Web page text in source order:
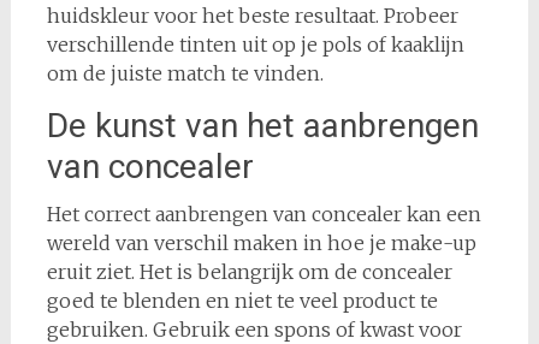
huidskleur voor het beste resultaat. Probeer
verschillende tinten uit op je pols of kaaklijn
om de juiste match te vinden.
De kunst van het aanbrengen
van concealer
Het correct aanbrengen van concealer kan een
wereld van verschil maken in hoe je make-up
eruit ziet. Het is belangrijk om de concealer
goed te blenden en niet te veel product te
gebruiken. Gebruik een spons of kwast voor